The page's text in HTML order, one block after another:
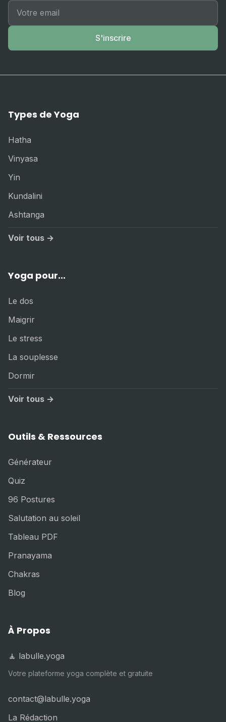
S'inscrire
Types de Yoga
Hatha
Vinyasa
Yin
Kundalini
Ashtanga
Voir tous →
Yoga pour...
Le dos
Maigrir
Le stress
La souplesse
Dormir
Voir tous →
Outils & Ressources
Générateur
Quiz
96 Postures
Salutation au soleil
Tableau PDF
Pranayama
Chakras
Blog
À Propos
🧘 labulle.yoga
Votre plateforme yoga complète et gratuite
contact@labulle.yoga
La Rédaction